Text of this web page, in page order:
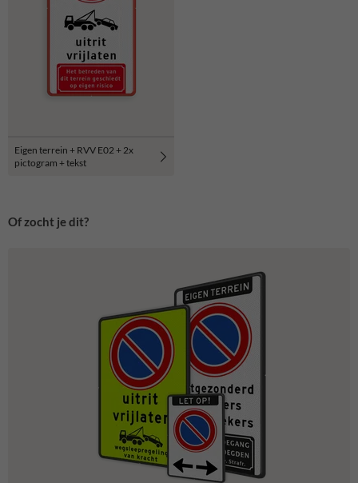
Eigen terrein + RVV E02 + 2x
pictogram + tekst
Of zocht je dit?